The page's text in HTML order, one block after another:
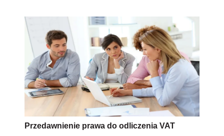
Przedawnienie prawa do odliczenia VAT